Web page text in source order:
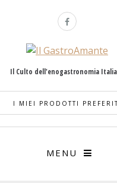
Il Culto dell'enogastronomia
I MIEI PRODOTTI
MENU